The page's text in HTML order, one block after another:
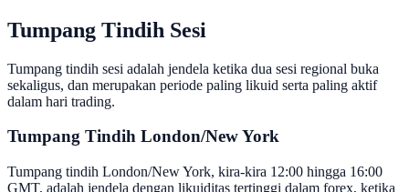
Tumpang Tindih Sesi
Tumpang tindih sesi adalah jendela ketika dua sesi regional buka
sekaligus, dan merupakan periode paling likuid serta paling aktif
dalam hari trading.
Tumpang Tindih London/New York
Tumpang tindih London/New York, kira-kira 12:00 hingga 16:00
GMT, adalah jendela dengan likuiditas tertinggi dalam forex, ketika